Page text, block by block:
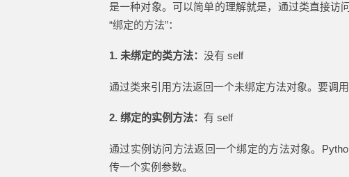
是一种对象。可以简单的理解就是，通过类直接访
“绑定的方法”：
1. 未绑定的类方法： 没有 self
通过类来引用方法返回一个未绑定方法对象。要调
2. 绑定的实例方法： 有 self
通过实例访问方法返回一个绑定的方法对象。
传一个实例参数。